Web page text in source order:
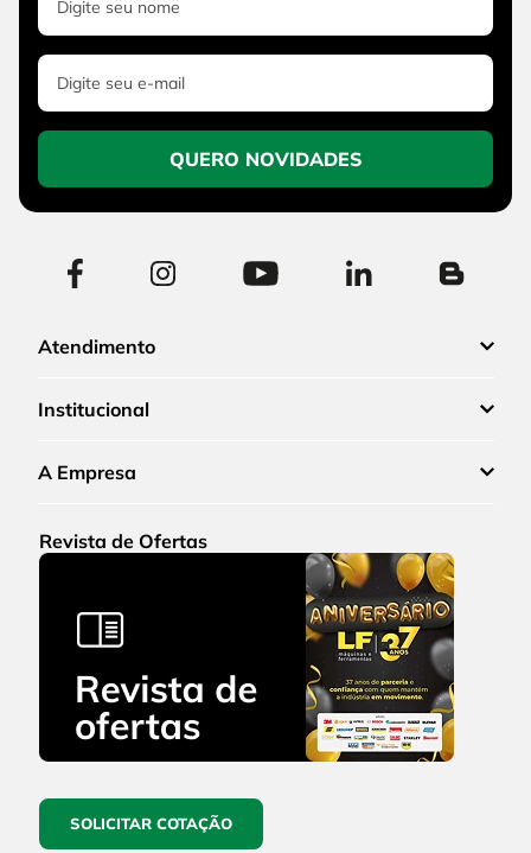
QUERO NOVIDADES
Atendimento
Institucional
A Empresa
Revista de Ofertas
SOLICITAR COTAÇÃO